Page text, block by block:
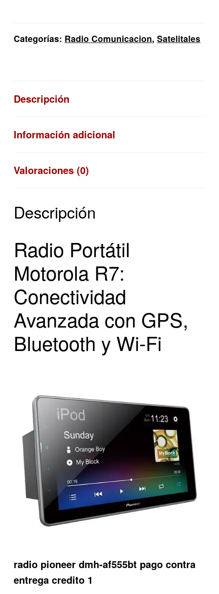
Enable
cantidad
Categorías: Radio Comunicacion,Satelitales
Descripción
Información adicional
Valoraciones (0)
Descripción
Radio Portátil
Motorola R7:
Conectividad
Avanzada con GPS,
Bluetooth y Wi-Fi
radio pioneer dmh-af555bt pago contra
entrega credito 1